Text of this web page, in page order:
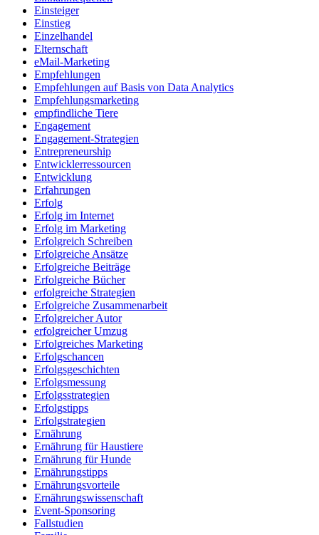
Einsteiger
Einstieg
Einzelhandel
Elternschaft
eMail-Marketing
Empfehlungen
Empfehlungen auf Basis von Data Analytics
Empfehlungsmarketing
empfindliche Tiere
Engagement
Engagement-Strategien
Entrepreneurship
Entwicklerressourcen
Entwicklung
Erfahrungen
Erfolg
Erfolg im Internet
Erfolg im Marketing
Erfolgreich Schreiben
Erfolgreiche Ansätze
Erfolgreiche Beiträge
Erfolgreiche Bücher
erfolgreiche Strategien
Erfolgreiche Zusammenarbeit
Erfolgreicher Autor
erfolgreicher Umzug
Erfolgreiches Marketing
Erfolgschancen
Erfolgsgeschichten
Erfolgsmessung
Erfolgsstrategien
Erfolgstipps
Erfolgstrategien
Ernährung
Ernährung für Haustiere
Ernährung für Hunde
Ernährungstipps
Ernährungsvorteile
Ernährungswissenschaft
Event-Sponsoring
Fallstudien